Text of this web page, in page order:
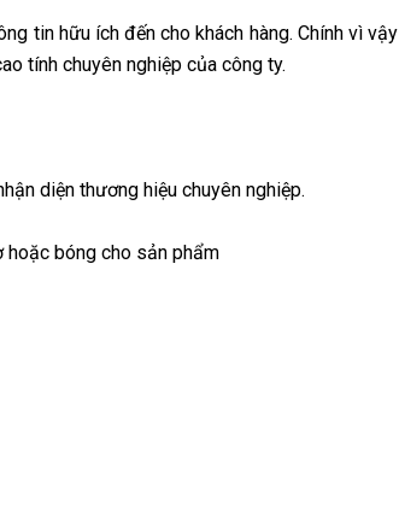
tin hữu ích đến cho khách hàng. Chính vì vậy
tính chuyên nghiệp của công ty.
diện thương hiệu chuyên nghiệp.
hoặc bóng cho sản phẩm